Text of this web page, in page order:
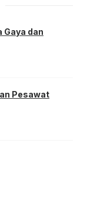
Gaya dan
Pesawat